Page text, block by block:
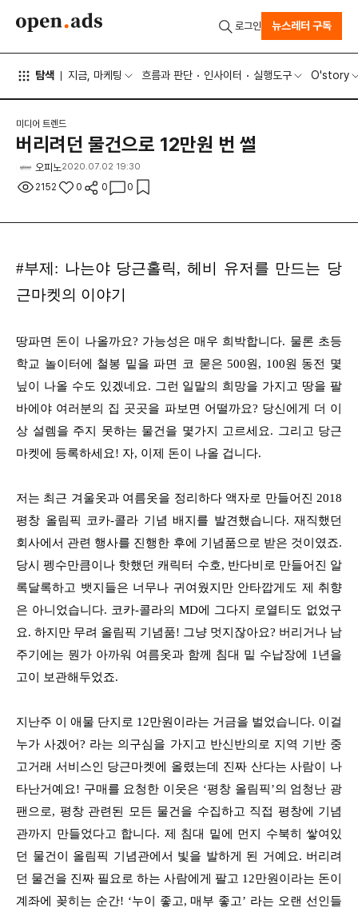
탐색 지금, 마케팅 흐름과 판단 인사이터 실행도구 O'story
로그인 뉴스레터 구독
미디어 트렌드
버리려던 물건으로 12만원 번 썰
오피노2020.07.02 19:30
2152 0 0 0
#부제: 나는야 당근홀릭, 헤비 유저를 만드는 당
근마켓의 이야기
땅파면 돈이 나올까요? 가능성은 매우 희박합니다. 물론 초등
학교 놀이터에 철봉 밑을 파면 코 묻은 500원, 100원 동전 몇
닢이 나올 수도 있겠네요. 그런 일말의 희망을 가지고 땅을 팔
바에야 여러분의 집 곳곳을 파보면 어떨까요? 당신에게 더 이
상 설렘을 주지 못하는 물건을 몇가지 고르세요. 그리고 당근
마켓에 등록하세요! 자, 이제 돈이 나올 겁니다.
저는 최근 겨울옷과 여름옷을 정리하다 액자로 만들어진 2018
평창 올림픽 코카-콜라 기념 배지를 발견했습니다. 재직했던
회사에서 관련 행사를 진행한 후에 기념품으로 받은 것이였죠.
당시 펭수만큼이나 핫했던 캐릭터 수호, 반다비로 만들어진 알
록달록하고 뱃지들은 너무나 귀여웠지만 안타깝게도 제 취향
은 아니었습니다. 코카-콜라의 MD에 그다지 로열티도 없었구
요. 하지만 무려 올림픽 기념품! 그냥 멋지잖아요? 버리거나 남
주기에는 뭔가 아까워 여름옷과 함께 침대 밑 수납장에 1년을
고이 보관해두었죠.
지난주 이 애물 단지로 12만원이라는 거금을 벌었습니다. 이걸
누가 사겠어? 라는 의구심을 가지고 반신반의로 지역 기반 중
고거래 서비스인 당근마켓에 올렸는데 진짜 산다는 사람이 나
타난거예요! 구매를 요청한 이웃은 ‘평창 올림픽’의 엄청난 광
팬으로, 평창 관련된 모든 물건을 수집하고 직접 평창에 기념
관까지 만들었다고 합니다. 제 침대 밑에 먼지 수북히 쌓여있
던 물건이 올림픽 기념관에서 빛을 발하게 된 거예요. 버리려
던 물건을 진짜 필요로 하는 사람에게 팔고 12만원이라는 돈이
계좌에 꽂히는 순간! ‘누이 좋고, 매부 좋고’ 라는 오랜 선인들